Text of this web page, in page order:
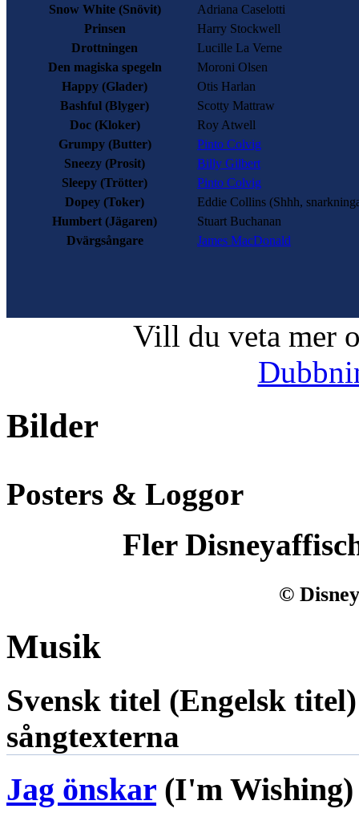
Snow White (Snövit)
Adriana Caselotti
Prinsen
Harry Stockwell
Drottningen
Lucille La Verne
Den magiska spegeln
Moroni Olsen
Happy (Glader)
Otis Harlan
Bashful (Blyger)
Scotty Mattraw
Doc (Kloker)
Roy Atwell
Grumpy (Butter)
Pinto Colvig
Sneezy (Prosit)
Billy Gilbert
Sleepy (Trötter)
Pinto Colvig
Dopey (Toker) Eddie Collins (Shhh,
Humbert (Jägaren)
Stuart Buchanan
Dvärgsångare
James MacDonald
Vill du veta mer
Bilder
Posters & Loggor
Fler
©
Musik
Svensk titel (Engelsk
sångtexterna
Jag önskar (I'm Wishing)